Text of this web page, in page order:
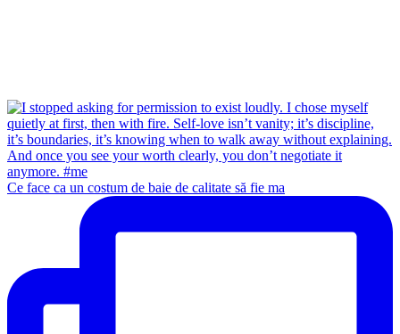
Ce face ca un costum de baie de calitate să fie ma